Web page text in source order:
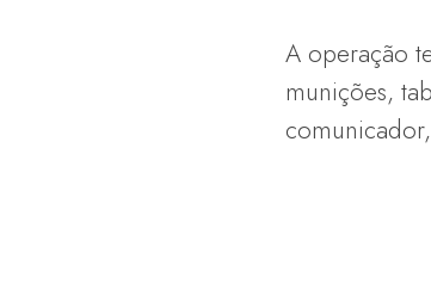
A operação
munições,